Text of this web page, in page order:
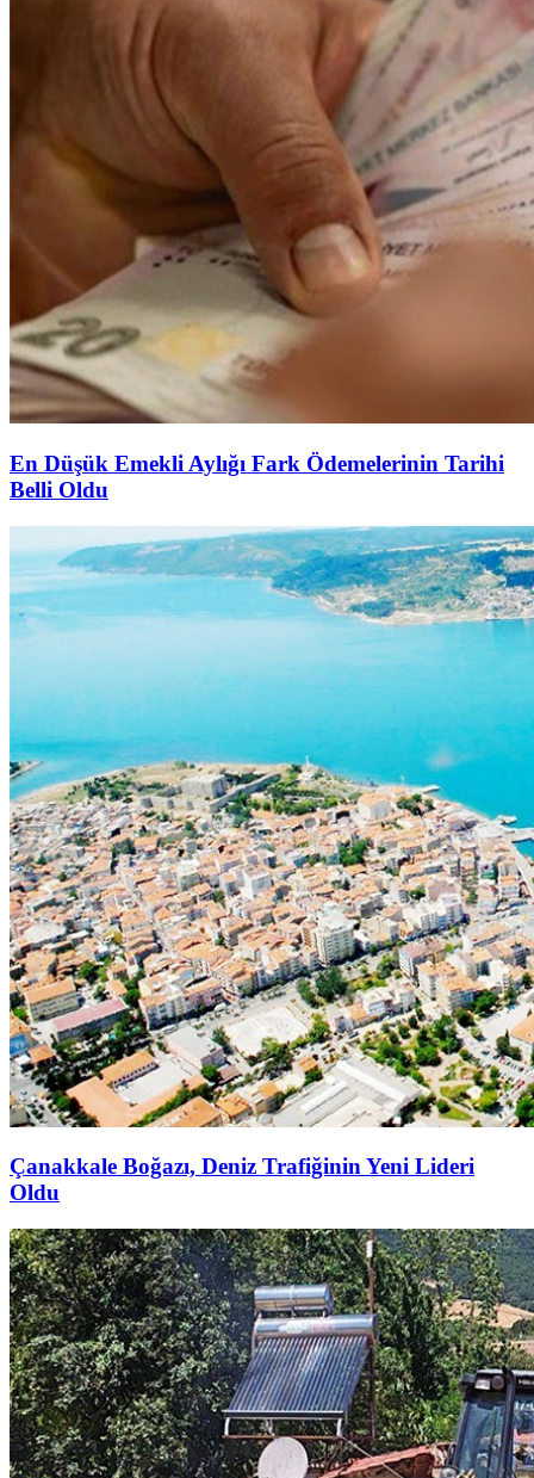
En Düşük Emekli Aylığı Fark Ödemelerinin Tarihi
Belli Oldu
Çanakkale Boğazı, Deniz Trafiğinin Yeni Lideri
Oldu